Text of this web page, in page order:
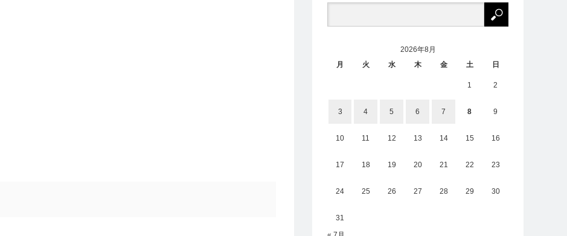
2026年8月
月
火 水 木 金 土 日
1 2
3 4 5 6 7 8 9
10 11 12 13 14 15 16
17 18 19 20 21 22 23
24 25 26 27 28 29 30
31